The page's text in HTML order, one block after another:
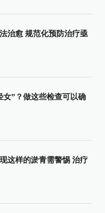
治愈 规范化预防治疗亟
女”？做这些检查可以确
这样的淤青需警惕 治疗